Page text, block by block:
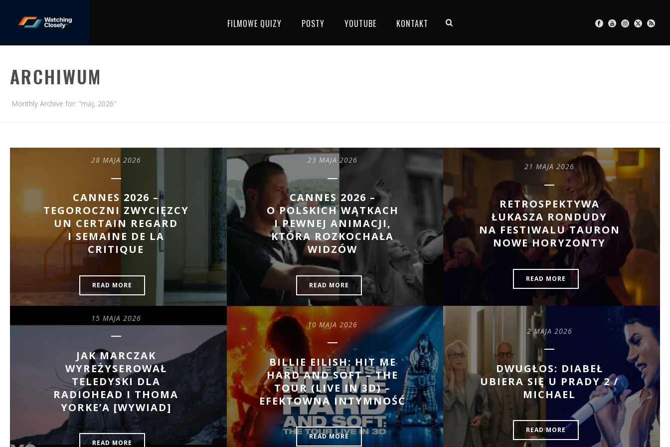
FILMOWE QUIZY POSTY YOUTUBE KONTAKT
ARCHIWUM
Monthly Archive for: "maj, 2026"
28 MAJA 2026
CANNES 2026 –
TEGOROCZNI ZWYCIĘZCY
UN CERTAIN REGARD
I SEMAINE DE LA
CRITIQUE
READ MORE
23 MAJA 2026
CANNES 2026 –
O POLSKICH WĄTKACH
I PEWNEJ ANIMACJI,
KTÓRA ROZKOCHAŁA
WIDZÓW
READ MORE
21 MAJA 2026
RETROSPEKTYWA
ŁUKASZA RONDUDY
NA FESTIWALU TAURON
NOWE HORYZONTY
READ MORE
15 MAJA 2026
JAK MARCZAK
WYREŻYSEROWAŁ
TELEDYSKI DLA
RADIOHEAD I THOMA
YORKE’A [WYWIAD]
READ MORE
10 MAJA 2026
BILLIE EILISH: HIT ME
HARD AND SOFT – THE
TOUR (LIVE IN 3D) –
EFEKTOWNA INTYMNOŚĆ
READ MORE
2 MAJA 2026
DWUGŁOS: DIABEŁ
UBIERA SIĘ U PRADY 2 /
MICHAEL
READ MORE